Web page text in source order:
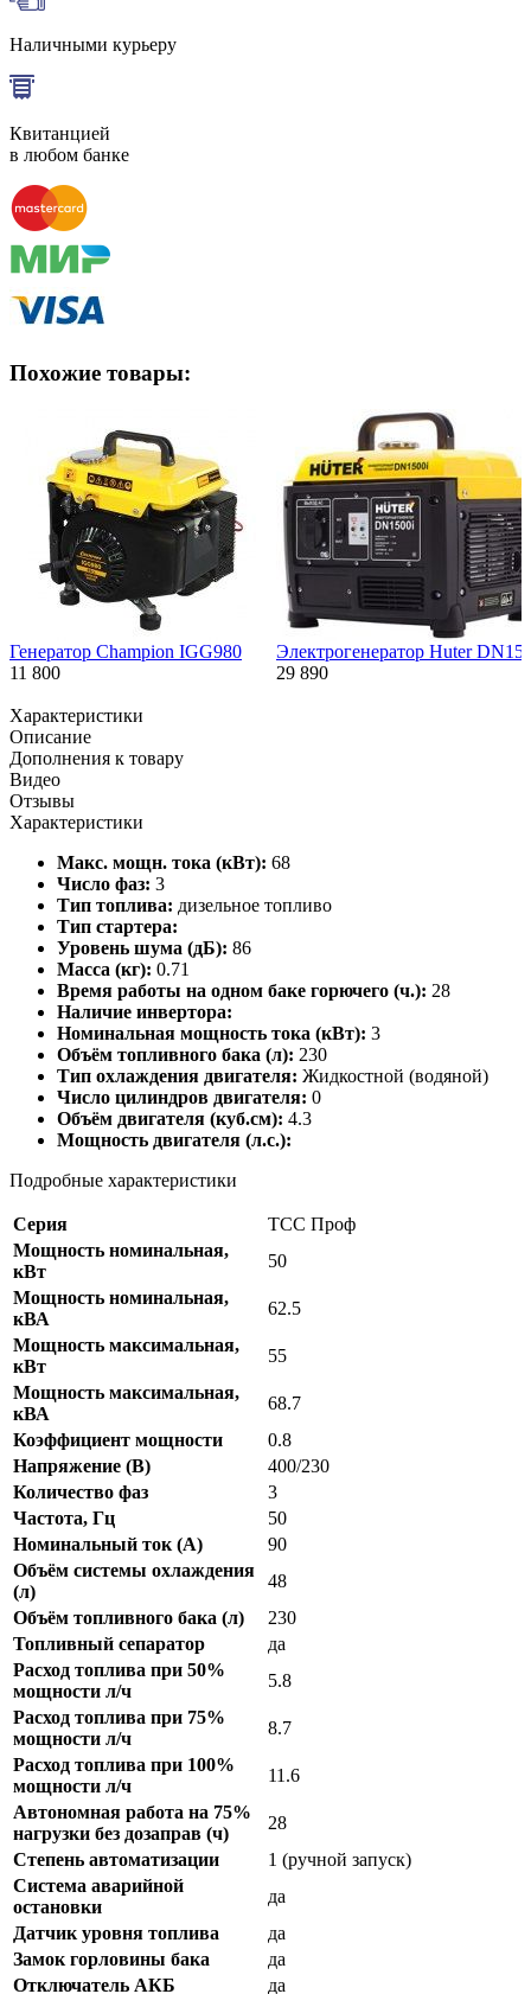
Наличными курьеру
Квитанцией
в любом банке
Похожие товары:
Генератор Champion IGG980
11 800
Электрогенератор Huter
29 890
Характеристики
Описание
Дополнения к товару
Видео
Отзывы
Характеристики
Макс. мощн. тока (кВт): 68
Число фаз: 3
Тип топлива: дизельное топливо
Тип стартера:
Уровень шума (дБ): 86
Масса (кг): 0.71
Время работы на одном баке горючего (ч.): 28
Наличие инвертора:
Номинальная мощность тока (кВт): 3
Объём топливного бака (л): 230
Тип охлаждения двигателя: Жидкостной (водяной)
Число цилиндров двигателя: 0
Объём двигателя (куб.см): 4.3
Мощность двигателя (л.с.):
Подробные характеристики
Серия
ТСС Проф
Мощность номинальная,
кВт
50
Мощность номинальная,
кВА
62.5
Мощность максимальная,
кВт
55
Мощность максимальная,
кВА
68.7
Коэффициент мощности
0.8
Напряжение (В)
400/230
Количество фаз
3
Частота, Гц
50
Номинальный ток (А)
90
Объём системы охлаждения
(л)
48
Объём топливного бака (л)
230
Топливный сепаратор
да
Расход топлива при 50%
мощности л/ч
5.8
Расход топлива при 75%
мощности л/ч
8.7
Расход топлива при 100%
мощности л/ч
11.6
Автономная работа на 75%
нагрузки без дозаправ (ч)
28
Степень автоматизации
1 (ручной запуск)
Система аварийной
остановки
да
Датчик уровня топлива
да
Замок горловины бака
да
Отключатель АКБ
да